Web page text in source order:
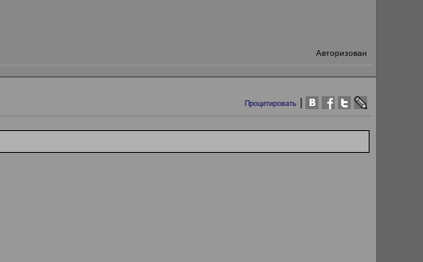
Авторизован
Процитировать